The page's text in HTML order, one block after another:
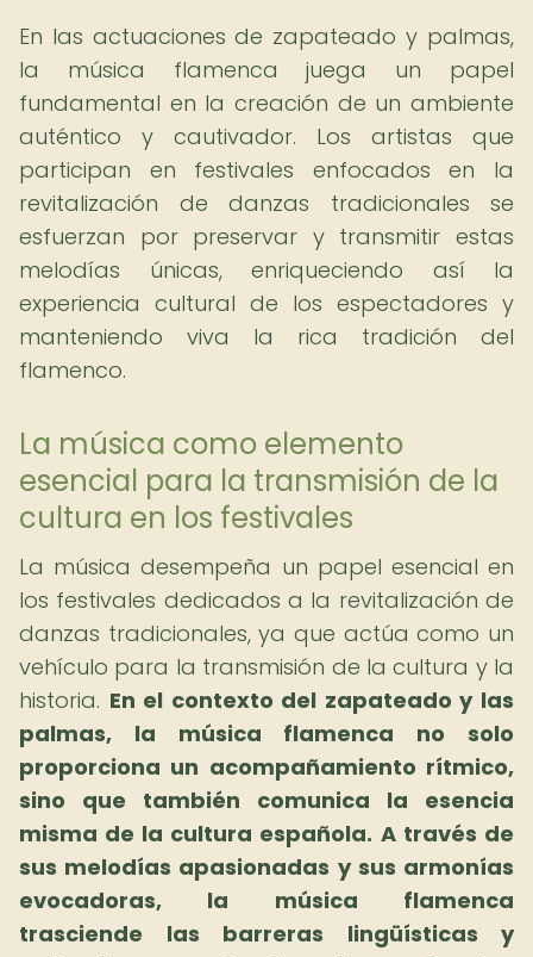
En las actuaciones de zapateado y palmas,
la música flamenca juega un papel
fundamental en la creación de un ambiente
auténtico y cautivador. Los artistas que
participan en festivales enfocados en la
revitalización de danzas tradicionales se
esfuerzan por preservar y transmitir estas
melodías únicas, enriqueciendo así la
experiencia cultural de los espectadores y
manteniendo viva la rica tradición del
flamenco.
La música como elemento
esencial para la transmisión de la
cultura en los festivales
La música desempeña un papel esencial en
los festivales dedicados a la revitalización de
danzas tradicionales, ya que actúa como un
vehículo para la transmisión de la cultura y la
historia. En el contexto del zapateado y las
palmas, la música flamenca no solo
proporciona un acompañamiento rítmico,
sino que también comunica la esencia
misma de la cultura española. A través de
sus melodías apasionadas y sus armonías
evocadoras, la música flamenca
trasciende las barreras lingüísticas y